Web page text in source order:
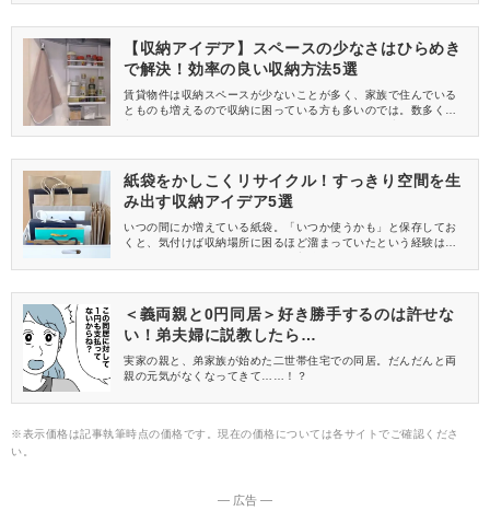
ア)のアイテムを使った意外な活用方法をご紹介します。
【収納アイデア】スペースの少なさはひらめき
で解決！効率の良い収納方法5選
賃貸物件は収納スペースが少ないことが多く、家族で住んでいる
とものも増えるので収納に困っている方も多いのでは。数多くの
「ライフスタイルジャーナル」さんの動画より、今回は賃貸物件
紙袋をかしこくリサイクル！すっきり空間を生
み出す収納アイデア5選
いつの間にか増えている紙袋。「いつか使うかも」と保存してお
くと、気付けば収納場所に困るほど溜まっていたという経験はあ
ーチューブ)チャンネル「ライフスタイルジャーナル」さんの動画
ご紹介します。
＜義両親と0円同居＞好き勝手するのは許せな
い！弟夫婦に説教したら…
実家の親と、弟家族が始めた二世帯住宅での同居。だんだんと両
親の元気がなくなってきて……！？
※表示価格は記事執筆時点の価格です。現在の価格については各サイトでご確認くださ
い。
― 広告 ―